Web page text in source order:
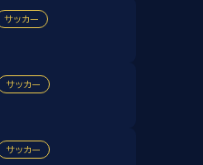
サッカー
サッカー
サッカー